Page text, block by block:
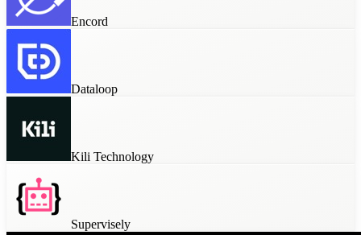
Encord
Dataloop
Kili Technology
Supervisely